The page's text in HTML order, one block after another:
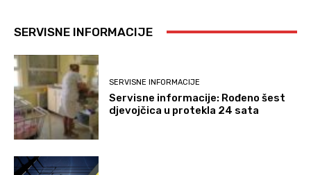
SERVISNE INFORMACIJE
SERVISNE INFORMACIJE
Servisne informacije: Rođeno šest
djevojčica u protekla 24 sata